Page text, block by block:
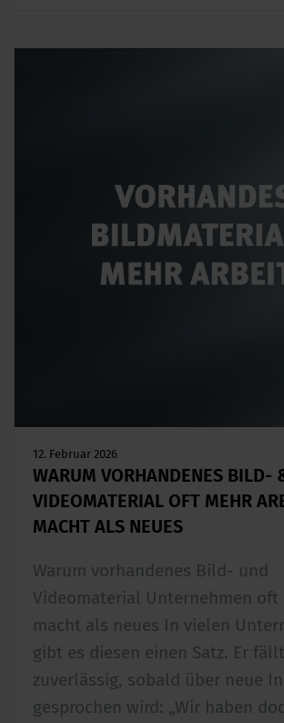
12. Februar 2026
WARUM VORHANDENES BILD-
VIDEOMATERIAL OFT MEHR
MACHT ALS NEUES
Warum vorhandenes Bild- und
Videomaterial Unternehmen oft
macht als neues In vielen
gibt es diesen einen Satz. Er fällt
zuverlässig, sobald über neue
gesprochen wird: „Wir haben